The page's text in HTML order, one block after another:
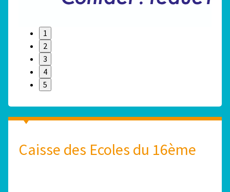
1
2
3
4
5
Caisse des Ecoles du 16ème